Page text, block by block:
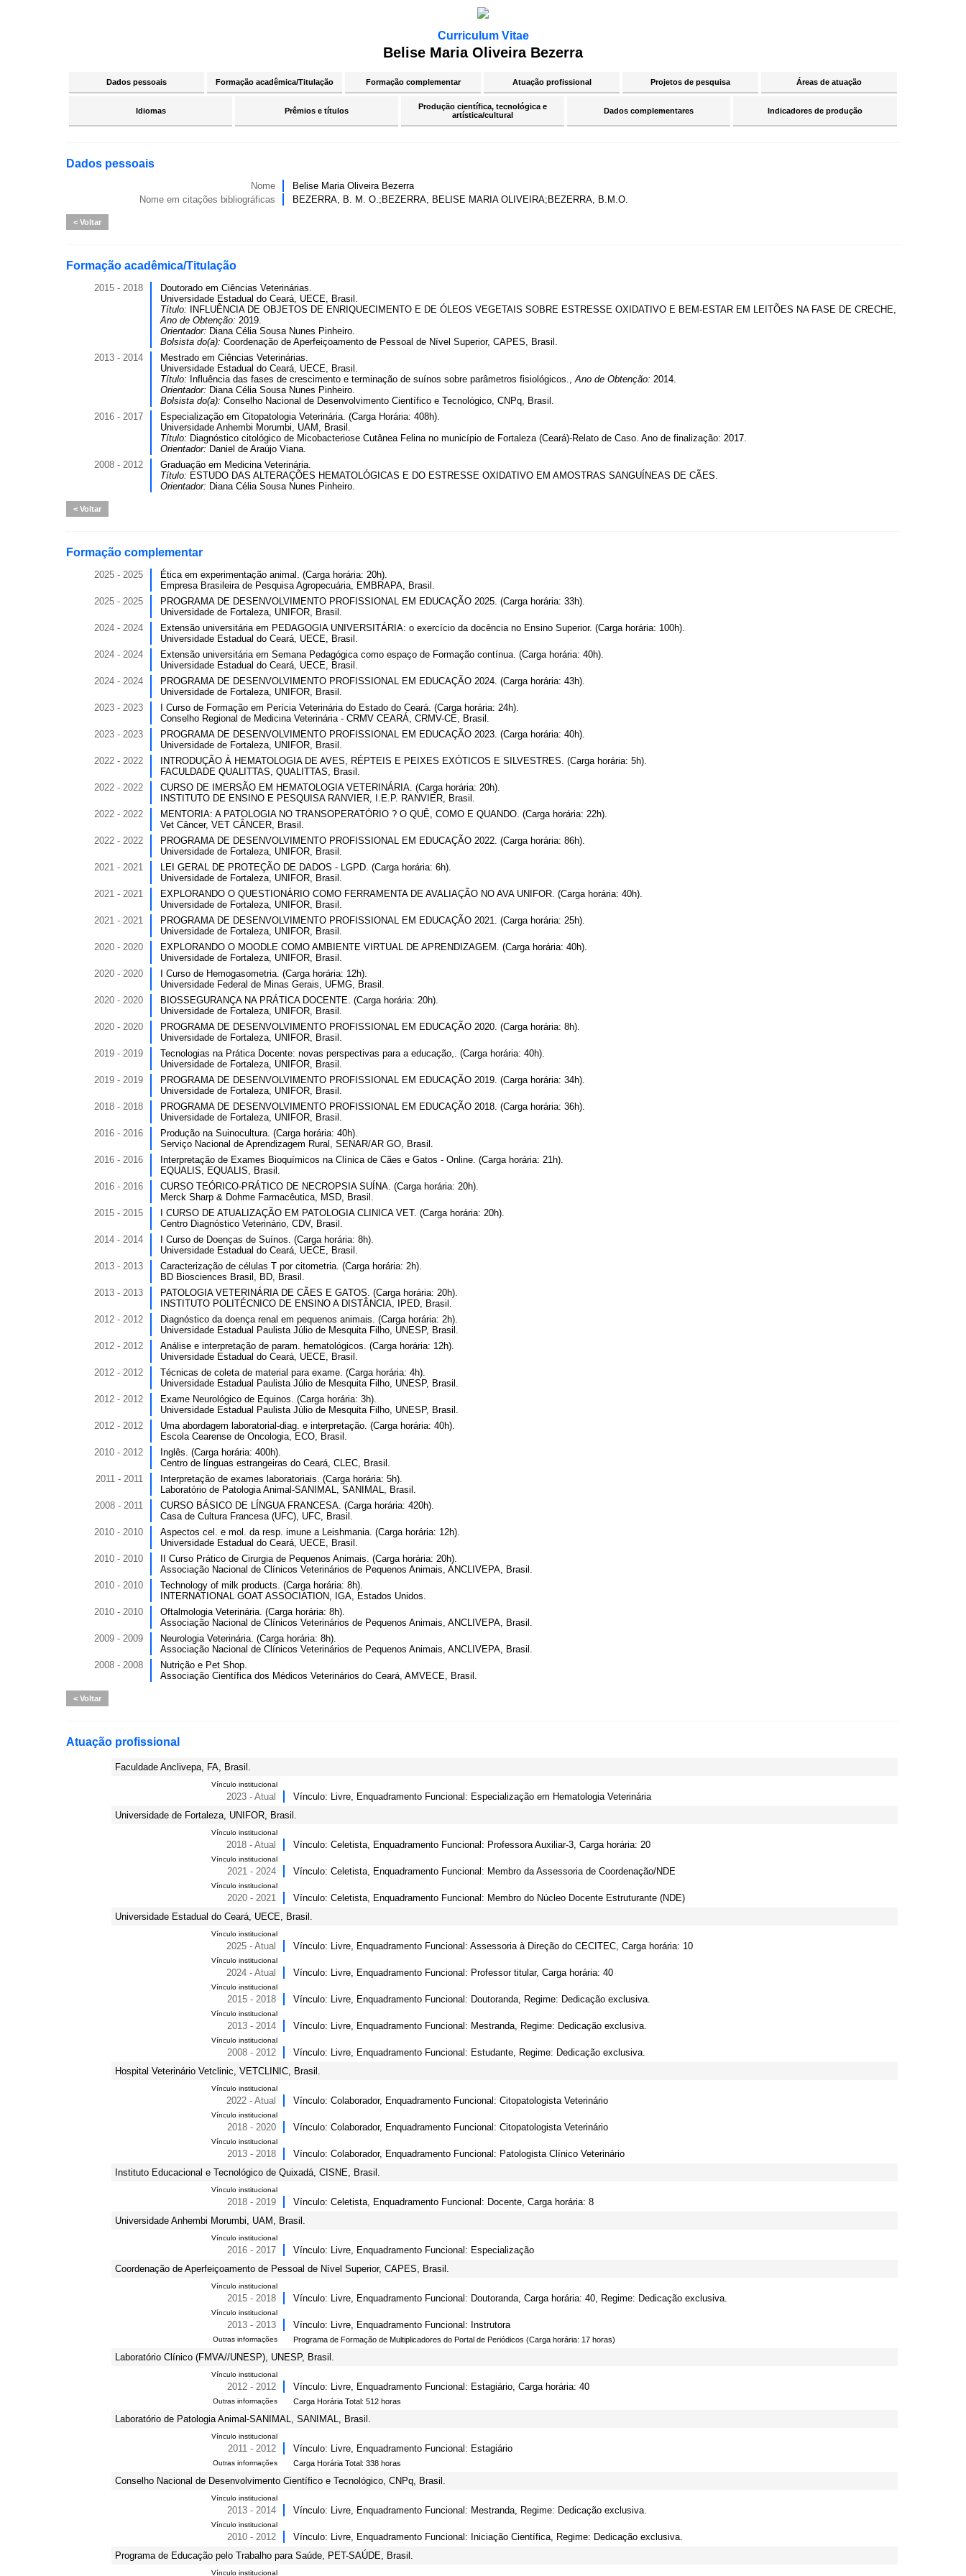
Curriculum Vitae
Belise Maria Oliveira Bezerra
Dados pessoais Formação acadêmica/Titulação Formação complementar Atuação profissional Projetos de pesquisa Áreas de atuação
Idiomas Prêmios e títulos
Produção científica, tecnológica e
artística/cultural
Dados complementares Indicadores de produção
Dados pessoais
Nome
Belise Maria Oliveira Bezerra
Nome em citações bibliográficas
BEZERRA, B. M. O.;BEZERRA, BELISE MARIA OLIVEIRA;BEZERRA, B.M.O.
Voltar
Formação acadêmica/Titulação
2015 - 2018
Doutorado em Ciências Veterinárias.
Universidade Estadual do Ceará, UECE, Brasil.
Título:
INFLUÊNCIA DE OBJETOS DE ENRIQUECIMENTO E DE ÓLEOS VEGETAIS SOBRE ESTRESSE OXIDATIVO E BEM-ESTAR EM LEITÕES NA FASE DE CRECHE,
Ano de Obtenção: 2019.
Orientador: Diana Célia Sousa Nunes Pinheiro.
Bolsista do(a): Coordenação de Aperfeiçoamento de Pessoal de Nível Superior, CAPES, Brasil.
2013 - 2014
Mestrado em Ciências Veterinárias.
Universidade Estadual do Ceará, UECE, Brasil.
Título: Influência das fases de crescimento e terminação de suínos sobre parâmetros fisiológicos.,Ano de Obtenção: 2014.
Orientador: Diana Célia Sousa Nunes Pinheiro.
Bolsista do(a): Conselho Nacional de Desenvolvimento Científico e Tecnológico, CNPq, Brasil.
2016 - 2017
Especialização em Citopatologia Veterinária. (Carga Horária: 408h).
Universidade Anhembi Morumbi, UAM, Brasil.
Título: Diagnóstico citológico de Micobacteriose Cutânea Felina no município de Fortaleza (Ceará)-Relato de Caso. Ano de finalização: 2017.
Orientador: Daniel de Araújo Viana.
2008 - 2012
Graduação em Medicina Veterinária.
Título: ESTUDO DAS ALTERAÇÕES HEMATOLÓGICAS E DO ESTRESSE OXIDATIVO EM AMOSTRAS SANGUÍNEAS DE CÃES.
Orientador: Diana Célia Sousa Nunes Pinheiro.
Voltar
Formação complementar
2025 - 2025
Ética em experimentação animal. (Carga horária: 20h).
Empresa Brasileira de Pesquisa Agropecuária, EMBRAPA, Brasil.
2025 - 2025
PROGRAMA DE DESENVOLVIMENTO PROFISSIONAL EM EDUCAÇÃO 2025. (Carga horária: 33h).
Universidade de Fortaleza, UNIFOR, Brasil.
2024 - 2024
Extensão universitária em PEDAGOGIA UNIVERSITÁRIA: o exercício da docência no Ensino Superior. (Carga horária: 100h).
Universidade Estadual do Ceará, UECE, Brasil.
2024 - 2024
Extensão universitária em Semana Pedagógica como espaço de Formação contínua. (Carga horária: 40h).
Universidade Estadual do Ceará, UECE, Brasil.
2024 - 2024
PROGRAMA DE DESENVOLVIMENTO PROFISSIONAL EM EDUCAÇÃO 2024. (Carga horária: 43h).
Universidade de Fortaleza, UNIFOR, Brasil.
2023 - 2023
I Curso de Formação em Perícia Veterinária do Estado do Ceará. (Carga horária: 24h).
Conselho Regional de Medicina Veterinária - CRMV CEARÁ, CRMV-CE, Brasil.
2023 - 2023
PROGRAMA DE DESENVOLVIMENTO PROFISSIONAL EM EDUCAÇÃO 2023. (Carga horária: 40h).
Universidade de Fortaleza, UNIFOR, Brasil.
2022 - 2022
INTRODUÇÃO À HEMATOLOGIA DE AVES, RÉPTEIS E PEIXES EXÓTICOS E SILVESTRES. (Carga horária: 5h).
FACULDADE QUALITTAS, QUALITTAS, Brasil.
2022 - 2022
CURSO DE IMERSÃO EM HEMATOLOGIA VETERINÁRIA. (Carga horária: 20h).
INSTITUTO DE ENSINO E PESQUISA RANVIER, I.E.P. RANVIER, Brasil.
2022 - 2022
MENTORIA: A PATOLOGIA NO TRANSOPERATÓRIO ? O QUÊ, COMO E QUANDO. (Carga horária: 22h).
Vet Câncer, VET CÂNCER, Brasil.
2022 - 2022
PROGRAMA DE DESENVOLVIMENTO PROFISSIONAL EM EDUCAÇÃO 2022. (Carga horária: 86h).
Universidade de Fortaleza, UNIFOR, Brasil.
2021 - 2021
LEI GERAL DE PROTEÇÃO DE DADOS - LGPD. (Carga horária: 6h).
Universidade de Fortaleza, UNIFOR, Brasil.
2021 - 2021
EXPLORANDO O QUESTIONÁRIO COMO FERRAMENTA DE AVALIAÇÃO NO AVA UNIFOR. (Carga horária: 40h).
Universidade de Fortaleza, UNIFOR, Brasil.
2021 - 2021
PROGRAMA DE DESENVOLVIMENTO PROFISSIONAL EM EDUCAÇÃO 2021. (Carga horária: 25h).
Universidade de Fortaleza, UNIFOR, Brasil.
2020 - 2020
EXPLORANDO O MOODLE COMO AMBIENTE VIRTUAL DE APRENDIZAGEM. (Carga horária: 40h).
Universidade de Fortaleza, UNIFOR, Brasil.
2020 - 2020
I Curso de Hemogasometria. (Carga horária: 12h).
Universidade Federal de Minas Gerais, UFMG, Brasil.
2020 - 2020
BIOSSEGURANÇA NA PRÁTICA DOCENTE. (Carga horária: 20h).
Universidade de Fortaleza, UNIFOR, Brasil.
2020 - 2020
PROGRAMA DE DESENVOLVIMENTO PROFISSIONAL EM EDUCAÇÃO 2020. (Carga horária: 8h).
Universidade de Fortaleza, UNIFOR, Brasil.
2019 - 2019
Tecnologias na Prática Docente: novas perspectivas para a educação,. (Carga horária: 40h).
Universidade de Fortaleza, UNIFOR, Brasil.
2019 - 2019
PROGRAMA DE DESENVOLVIMENTO PROFISSIONAL EM EDUCAÇÃO 2019. (Carga horária: 34h).
Universidade de Fortaleza, UNIFOR, Brasil.
2018 - 2018
PROGRAMA DE DESENVOLVIMENTO PROFISSIONAL EM EDUCAÇÃO 2018. (Carga horária: 36h).
Universidade de Fortaleza, UNIFOR, Brasil.
2016 - 2016
Produção na Suinocultura. (Carga horária: 40h).
Serviço Nacional de Aprendizagem Rural, SENAR/AR GO, Brasil.
2016 - 2016
Interpretação de Exames Bioquímicos na Clínica de Cães e Gatos - Online. (Carga horária: 21h).
EQUALIS, EQUALIS, Brasil.
2016 - 2016
CURSO TEÓRICO-PRÁTICO DE NECROPSIA SUÍNA. (Carga horária: 20h).
Merck Sharp & Dohme Farmacêutica, MSD, Brasil.
2015 - 2015
I CURSO DE ATUALIZAÇÃO EM PATOLOGIA CLINICA VET. (Carga horária: 20h).
Centro Diagnóstico Veterinário, CDV, Brasil.
2014 - 2014
I Curso de Doenças de Suínos. (Carga horária: 8h).
Universidade Estadual do Ceará, UECE, Brasil.
2013 - 2013
Caracterização de células T por citometria. (Carga horária: 2h).
BD Biosciences Brasil, BD, Brasil.
2013 - 2013
PATOLOGIA VETERINÁRIA DE CÃES E GATOS. (Carga horária: 20h).
INSTITUTO POLITÉCNICO DE ENSINO A DISTÂNCIA, IPED, Brasil.
2012 - 2012
Diagnóstico da doença renal em pequenos animais. (Carga horária: 2h).
Universidade Estadual Paulista Júlio de Mesquita Filho, UNESP, Brasil.
2012 - 2012
Análise e interpretação de param. hematológicos. (Carga horária: 12h).
Universidade Estadual do Ceará, UECE, Brasil.
2012 - 2012
Técnicas de coleta de material para exame. (Carga horária: 4h).
Universidade Estadual Paulista Júlio de Mesquita Filho, UNESP, Brasil.
2012 - 2012
Exame Neurológico de Equinos. (Carga horária: 3h).
Universidade Estadual Paulista Júlio de Mesquita Filho, UNESP, Brasil.
2012 - 2012
Uma abordagem laboratorial-diag. e interpretação. (Carga horária: 40h).
Escola Cearense de Oncologia, ECO, Brasil.
2010 - 2012
Inglês. (Carga horária: 400h).
Centro de línguas estrangeiras do Ceará, CLEC, Brasil.
2011 - 2011
Interpretação de exames laboratoriais. (Carga horária: 5h).
Laboratório de Patologia Animal-SANIMAL, SANIMAL, Brasil.
2008 - 2011
CURSO BÁSICO DE LÍNGUA FRANCESA. (Carga horária: 420h).
Casa de Cultura Francesa (UFC), UFC, Brasil.
2010 - 2010
Aspectos cel. e mol. da resp. imune a Leishmania. (Carga horária: 12h).
Universidade Estadual do Ceará, UECE, Brasil.
2010 - 2010
II Curso Prático de Cirurgia de Pequenos Animais. (Carga horária: 20h).
Associação Nacional de Clínicos Veterinários de Pequenos Animais, ANCLIVEPA, Brasil.
2010 - 2010
Technology of milk products. (Carga horária: 8h).
INTERNATIONAL GOAT ASSOCIATION, IGA, Estados Unidos.
2010 - 2010
Oftalmologia Veterinária. (Carga horária: 8h).
Associação Nacional de Clínicos Veterinários de Pequenos Animais, ANCLIVEPA, Brasil.
2009 - 2009
Neurologia Veterinária. (Carga horária: 8h).
Associação Nacional de Clínicos Veterinários de Pequenos Animais, ANCLIVEPA, Brasil.
2008 - 2008
Nutrição e Pet Shop.
Associação Científica dos Médicos Veterinários do Ceará, AMVECE, Brasil.
Voltar
Atuação profissional
Faculdade Anclivepa, FA, Brasil.
Vínculo institucional
2023 - Atual
Vínculo: Livre, Enquadramento Funcional: Especialização em Hematologia Veterinária
Universidade de Fortaleza, UNIFOR, Brasil.
Vínculo institucional
2018 - Atual Vínculo: Celetista, Enquadramento Funcional: Professora Auxiliar-3, Carga horária: 20
Vínculo institucional
2021 - 2024 Vínculo: Celetista, Enquadramento Funcional: Membro da Assessoria de Coordenação/NDE
Vínculo institucional
2020 - 2021
Vínculo: Celetista, Enquadramento Funcional: Membro do Núcleo Docente Estruturante (NDE)
Universidade Estadual do Ceará, UECE, Brasil.
Vínculo institucional
2025 - Atual Vínculo: Livre, Enquadramento Funcional: Assessoria à Direção do CECITEC, Carga horária: 10
Vínculo institucional
2024 - Atual Vínculo: Livre, Enquadramento Funcional: Professor titular, Carga horária: 40
Vínculo institucional
2015 - 2018 Vínculo: Livre, Enquadramento Funcional: Doutoranda, Regime: Dedicação exclusiva.
Vínculo institucional
2013 - 2014 Vínculo: Livre, Enquadramento Funcional: Mestranda, Regime: Dedicação exclusiva.
Vínculo institucional
2008 - 2012
Vínculo: Livre, Enquadramento Funcional: Estudante, Regime: Dedicação exclusiva.
Hospital Veterinário Vetclinic, VETCLINIC, Brasil.
Vínculo institucional
2022 - Atual Vínculo: Colaborador, Enquadramento Funcional: Citopatologista Veterinário
Vínculo institucional
2018 - 2020 Vínculo: Colaborador, Enquadramento Funcional: Citopatologista Veterinário
Vínculo institucional
2013 - 2018
Vínculo: Colaborador, Enquadramento Funcional: Patologista Clínico Veterinário
Instituto Educacional e Tecnológico de Quixadá, CISNE, Brasil.
Vínculo institucional
2018 - 2019
Vínculo: Celetista, Enquadramento Funcional: Docente, Carga horária: 8
Universidade Anhembi Morumbi, UAM, Brasil.
Vínculo institucional
2016 - 2017
Vínculo: Livre, Enquadramento Funcional: Especialização
Coordenação de Aperfeiçoamento de Pessoal de Nível Superior, CAPES, Brasil.
Vínculo institucional
2015 - 2018 Vínculo: Livre, Enquadramento Funcional: Doutoranda, Carga horária: 40, Regime: Dedicação exclusiva.
Vínculo institucional
2013 - 2013 Vínculo: Livre, Enquadramento Funcional: Instrutora
Outras informações Programa de Formação de Multiplicadores do Portal de Periódicos (Carga horária: 17 horas)
Laboratório Clínico (FMVA//UNESP), UNESP, Brasil.
Vínculo institucional
2012 - 2012 Vínculo: Livre, Enquadramento Funcional: Estagiário, Carga horária: 40
Outras informações Carga Horária Total: 512 horas
Laboratório de Patologia Animal-SANIMAL, SANIMAL, Brasil.
Vínculo institucional
2011 - 2012 Vínculo: Livre, Enquadramento Funcional: Estagiário
Outras informações Carga Horária Total: 338 horas
Conselho Nacional de Desenvolvimento Científico e Tecnológico, CNPq, Brasil.
Vínculo institucional
2013 - 2014 Vínculo: Livre, Enquadramento Funcional: Mestranda, Regime: Dedicação exclusiva.
Vínculo institucional
2010 - 2012
Vínculo: Livre, Enquadramento Funcional: Iniciação Científica, Regime: Dedicação exclusiva.
Programa de Educação pelo Trabalho para Saúde, PET-SAÚDE, Brasil.
Vínculo institucional